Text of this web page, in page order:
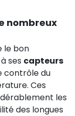
nombreux
le bon
ses capteurs
contrôle du
Ces
les
des longues